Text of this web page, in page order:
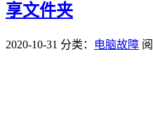
享文件夹
2020-10-31 分类： 电脑故障